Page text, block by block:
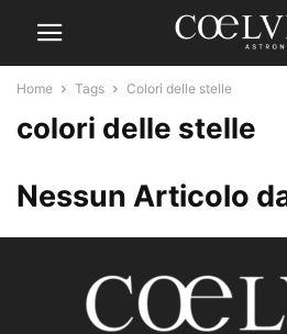
Home Tags Colori delle stelle
colori delle stelle
Nessun Articolo